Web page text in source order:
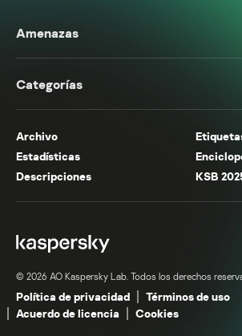
Amenazas
Categorías
Archivo
Estadísticas
Descripciones
KSB
© 2026 AO Kaspersky Lab. Todos los derechos
Política de privacidad
Términos de uso
Acuerdo de licencia
Cookies